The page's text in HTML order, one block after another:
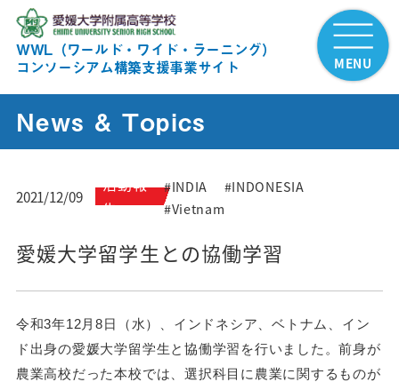
WWL（ワールド・ワイド・ラーニング）
コンソーシアム構築支援事業サイト
MENU
News & Topics
2021/12/09
活動報
告
#INDIA
#INDONESIA
#Vietnam
愛媛大学留学生との協働学習
令和3年12月8日（水）、インドネシア、ベトナム、イン
ド出身の愛媛大学留学生と協働学習を行いました。前身が
農業高校だった本校では、選択科目に農業に関するものが